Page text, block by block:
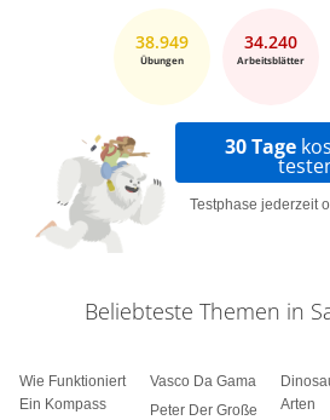
38.949
Übungen
34.240
Arbeitsblätter
30 Tage
Testphase jederzeit
Beliebteste Themen in
Wie Funktioniert
Ein Kompass
Vasco Da Gama
Peter Der Große
Arten